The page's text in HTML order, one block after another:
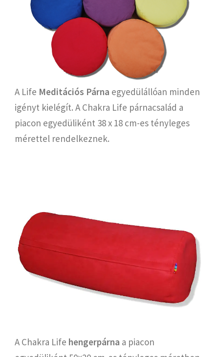
A Life Meditációs Párna egyedülállóan minden
igényt kielégít. A Chakra Life párnacsalád a
piacon egyedüliként 38 x 18 cm-es tényleges
mérettel rendelkeznek.
A Chakra Life hengerpárna a piacon